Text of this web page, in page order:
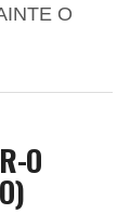
O
O